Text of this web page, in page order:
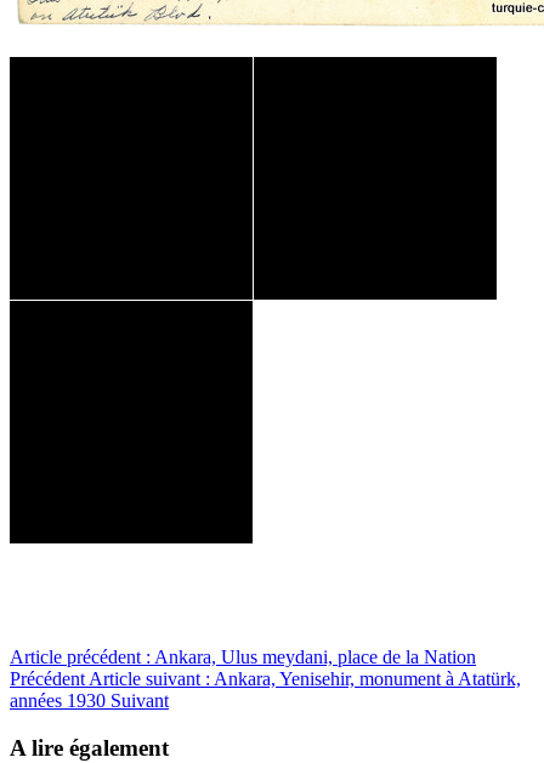
Article précédent : Ankara, Ulus meydani, place de la Nation
Précédent Article suivant : Ankara, Yenisehir, monument à Atatürk,
années 1930 Suivant
A lire également